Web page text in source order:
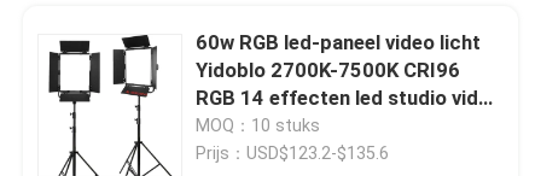
RGB LEIDEN Videolicht
Van LEIDENE de Fotografie Studiolichten
60w RGB led-paneel video licht
Yidoblo 2700K-7500K CRI96
RGB 14 effecten led studio video
foto vullamp GL-600C
MOQ：10 stuks
Prijs：USD$123.2-$135.6